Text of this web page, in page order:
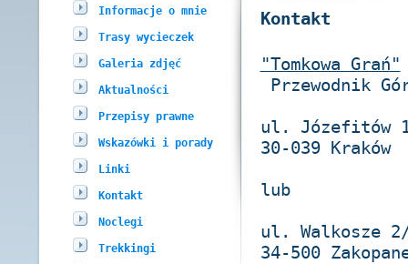
Informacje o mnie
Trasy wycieczek
Galeria zdjęć
Aktualności
Przepisy prawne
Wskazówki i porady
Linki
Kontakt
Noclegi
Trekkingi
Kontakt
"Tomkowa Grań"
Przewodnik
ul. Józefitów
30-039 Kraków
lub
ul. Walkosze
34-500